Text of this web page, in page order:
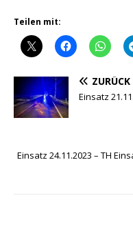
Teilen mit:
ZURÜCK
Einsatz
Einsatz 24.11.2023 – TH